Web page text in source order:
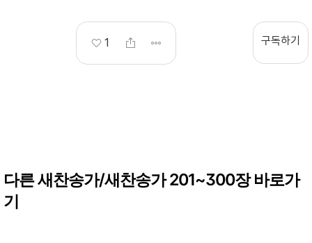
1 구독하기
다른 새찬송가/새찬송가 201~300장 바로가
기